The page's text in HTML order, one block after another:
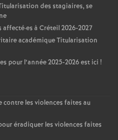
des stagiaires, se
affecté·es à Créteil 2026-2027
académique Titularisation
es pour l’année 2025-2026 est ici !
les violences faites au
éradiquer les violences faites